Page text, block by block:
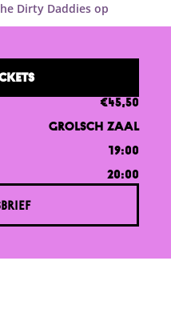
Dirty Daddies op
€45,50
GROLSCH ZAAL
19:00
20:00